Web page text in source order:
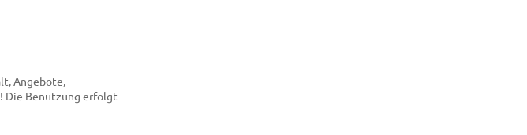
Angebote,
Die Benutzung erfolgt